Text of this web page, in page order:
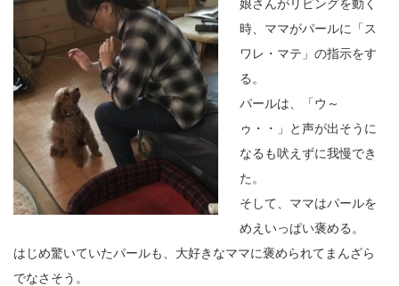
娘さんがリビングを動く
時、ママがパールに「ス
ワレ・マテ」の指示をす
る。
パールは、「ウ～
ゥ・・」と声が出そうに
なるも吠えずに我慢でき
た。
そして、ママはパールを
めえいっぱい褒める。
はじめ驚いていたパールも、大好きなママに褒められてまんざら
でなさそう。